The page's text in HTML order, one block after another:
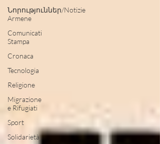
Նորություններ/Notizie
Armene
Comunicati
Stampa
Cronaca
Tecnologia
Religione
Migrazione
e Rifugiati
Sport
Solidarietà